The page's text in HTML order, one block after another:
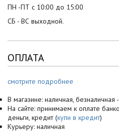
ПН -ПТ с 10:00 до 15:00
СБ - ВС выходной.
ОПЛАТА
смотрите подробнее
В магазине: наличная,
На сайте: принимаем к оплате
деньги, кредит (купи в кредит)
Курьеру: наличная